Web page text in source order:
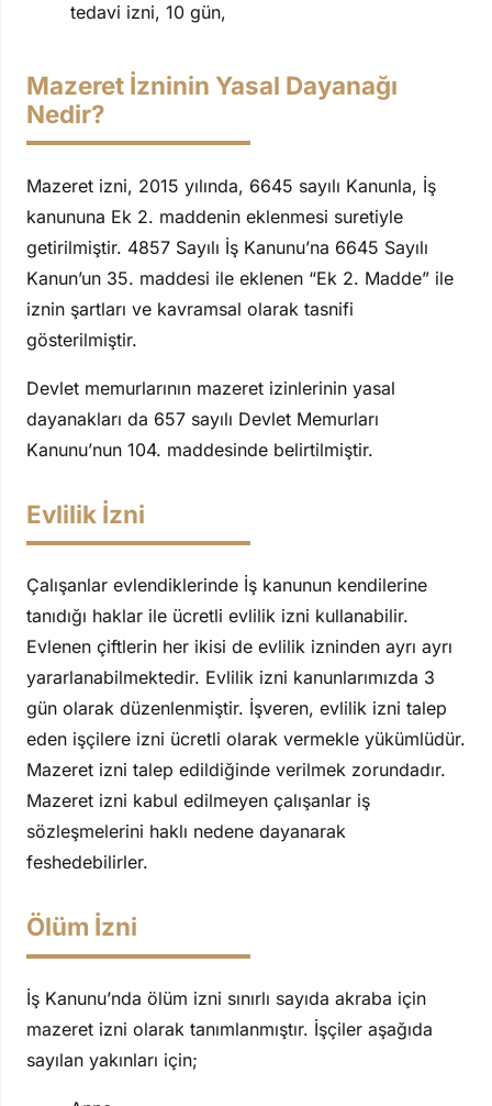
tedavi izni, 10 gün,
Mazeret İzninin Yasal Dayanağı
Nedir?
Mazeret izni, 2015 yılında, 6645 sayılı Kanunla, İş
kanununa Ek 2. maddenin eklenmesi suretiyle
getirilmiştir. 4857 Sayılı İş Kanunu’na 6645 Sayılı
Kanun’un 35. maddesi ile eklenen “Ek 2. Madde” ile
iznin şartları ve kavramsal olarak tasnifi
gösterilmiştir.
Devlet memurlarının mazeret izinlerinin yasal
dayanakları da 657 sayılı Devlet Memurları
Kanunu’nun 104. maddesinde belirtilmiştir.
Evlilik İzni
Çalışanlar evlendiklerinde İş kanunun kendilerine
tanıdığı haklar ile ücretli evlilik izni kullanabilir.
Evlenen çiftlerin her ikisi de evlilik izninden ayrı ayrı
yararlanabilmektedir. Evlilik izni kanunlarımızda 3
gün olarak düzenlenmiştir. İşveren, evlilik izni talep
eden işçilere izni ücretli olarak vermekle yükümlüdür.
Mazeret izni talep edildiğinde verilmek zorundadır.
Mazeret izni kabul edilmeyen çalışanlar iş
sözleşmelerini haklı nedene dayanarak
feshedebilirler.
Ölüm İzni
İş Kanunu’nda ölüm izni sınırlı sayıda akraba için
mazeret izni olarak tanımlanmıştır. İşçiler aşağıda
sayılan yakınları için;